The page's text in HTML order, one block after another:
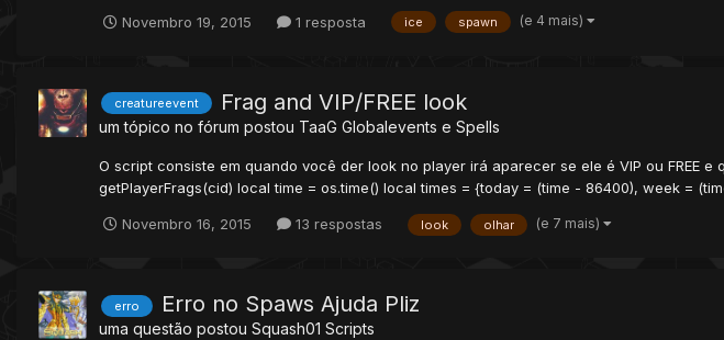
Novembro 19, 2015 1 resposta ice spawn (e 4 mais)
creatureevent Frag and VIP/FREE look
um tópico no fórum postou TaaG Globalevents e Spells
O script consiste em quando você der look no player irá aparecer se ele é VIP ou FREE
getPlayerFrags(cid) local time = os.time() local times = {today = (time - 86400), week =
Novembro 16, 2015 13 respostas look olhar (e 7 mais)
erro Erro no Spaws Ajuda Pliz
uma questão postou Squash01 Scripts